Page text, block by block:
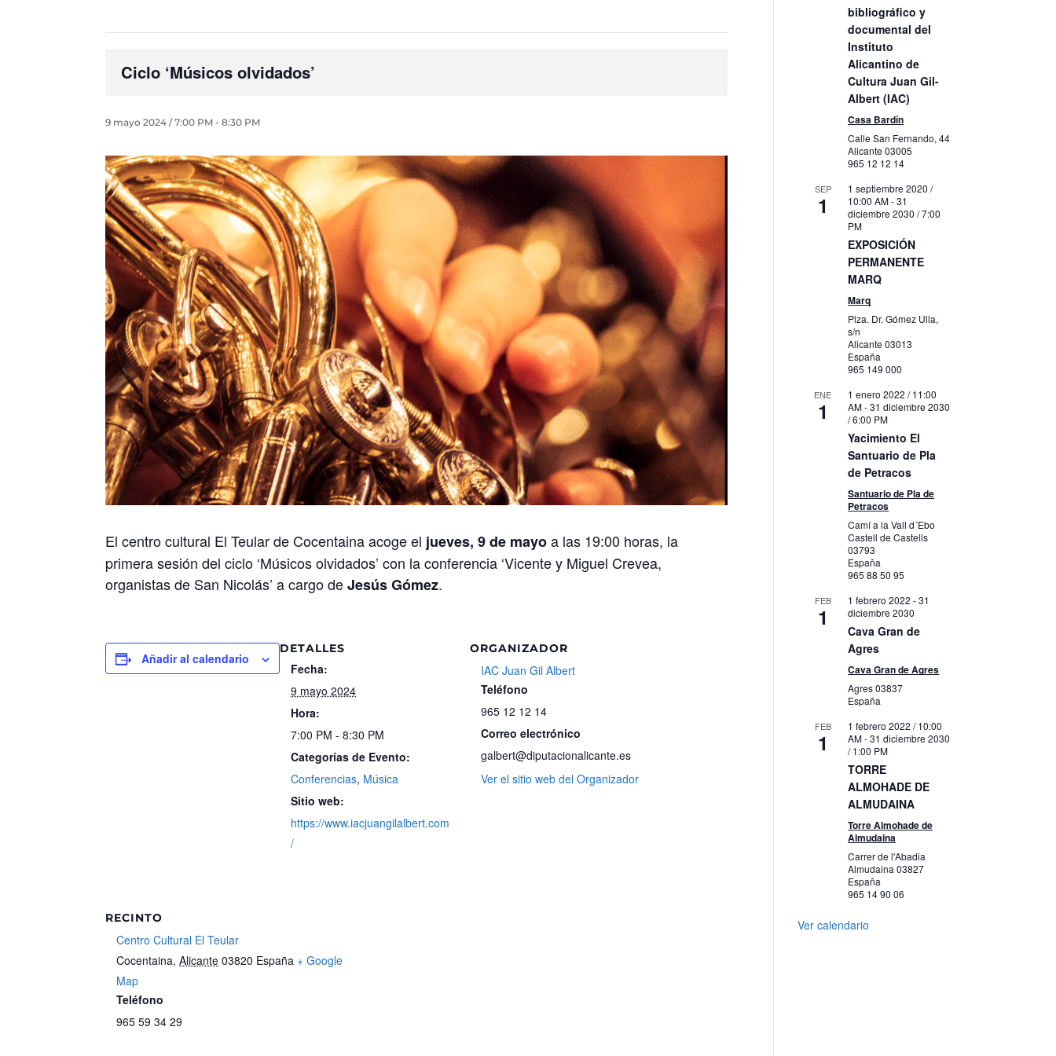
Ciclo ‘Músicos olvidados’
9 mayo 2024 / 7:00 PM -8:30 PM
El centro cultural El Teular de Cocentaina acoge el jueves, 9 de mayoa las 19:00 horas, la
primera sesión del ciclo ‘Músicos olvidados’ con la conferencia ‘Vicente y Miguel Crevea,
organistas de San Nicolás’ a cargo deJesús Gómez.
Añadir al calendario
DETALLES
Fecha:
9 mayo 2024
Hora:
7:00 PM - 8:30 PM
Categorías de Evento:
Conferencias, Música
Sitio web:
https://www.iacjuangilalbert.com
/
ORGANIZADOR
IAC Juan Gil Albert
Teléfono
965 12 12 14
Correo electrónico
galbert@diputacionalicante.es
Ver el sitio web del Organizador
RECINTO
Centro Cultural El Teular
Cocentaina, Alicante 03820 España + Google
Map
Teléfono
965 59 34 29
bibliográfico y
documental del
Instituto
Alicantino de
Cultura Juan Gil-
Albert (IAC)
Casa Bardín
Calle San Fernando, 44
Alicante03005
965 12 12 14
SEP
1
1 septiembre 2020 /
10:00 AM-31
diciembre 2030 / 7:00
PM
EXPOSICIÓN
PERMANENTE
MARQ
Marq
Plza. Dr. Gómez Ulla,
s/n
Alicante03013
España
965 149 000
ENE
1
1 enero 2022 / 11:00
AM-31 diciembre 2030
/ 6:00 PM
Yacimiento El
Santuario de Pla
de Petracos
Santuario de Pla de
Petracos
Camí a la Vall d´Ebo
Castell de Castells
03793
España
965 88 50 95
FEB
1
1 febrero 2022 -31
diciembre 2030
Cava Gran de
Agres
Cava Gran de Agres
Agres03837
España
FEB
1
1 febrero 2022 / 10:00
AM-31 diciembre 2030
/ 1:00 PM
TORRE
ALMOHADE DE
ALMUDAINA
Torre Almohade de
Almudaina
Carrer de l'Abadia
Almudaina03827
España
965 14 90 06
Ver calendario